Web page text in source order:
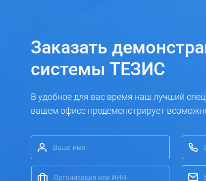
Заказать
системы ТЕЗИС
В удобное для вас время наш лучший
вашем офисе продемонстрирует